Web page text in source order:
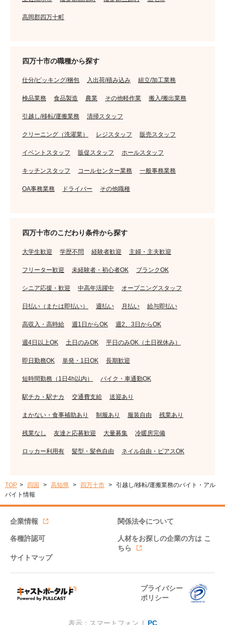
高岡郡四万十町
四万十市の職種から探す
仕分/ピッキング/梱包 入出荷/積み込み 組立/加工業務
検品業務 食品製造 農業 その他軽作業 搬入/搬出業務
引越し/移転/運搬業務 清掃スタッフ
クリーニング（洗濯業） レジスタッフ 販売スタッフ
イベントスタッフ 販促スタッフ ホールスタッフ
キッチンスタッフ コールセンター業務 一般事務業務
OA事務業務 ドライバー その他職種
四万十市のこだわり条件から探す
大学生歓迎 学歴不問 経験者歓迎 主婦・主夫歓迎
フリーター歓迎 未経験者・初心者OK ブランクOK
シニア応援・歓迎 中高年活躍中 オープニングスタッフ
日払い（または即払い） 週払い 月払い 給与即払い
高収入・高時給 週1日からOK 週2、3日からOK
週4日以上OK 土日のみOK 平日のみOK（土日祝休み）
即日勤務OK 単発・1日OK 長期歓迎
短時間勤務（1日4h以内） バイク・車通勤OK
駅チカ・駅ナカ 交通費支給 送迎あり
まかない・食事補助あり 制服あり 服装自由 残業あり
残業なし 友達と応募歓迎 大量募集 冷暖房完備
ロッカー利用有 髪型・髪色自由 ネイル自由・ピアスOK
TOP 四国 高知県 四万十市
引越し/移転/運搬業務のバイト・アル
バイト情報
企業情報 関係法令について
各種許認可 人材をお探しの企業の方は こ
ちら
サイトマップ
プライバシー
ポリシー
表示：スマートフォン | PC